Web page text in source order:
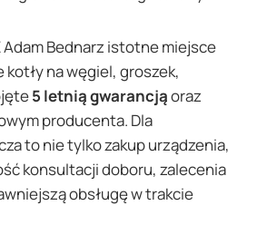
Adam Bednarz istotne miejsce
na węgiel, groszek,
5 letnią gwarancjąoraz
producenta. Dla
to nie tylko zakup urządzenia,
konsultacji doboru, zalecenia
obsługę w trakcie